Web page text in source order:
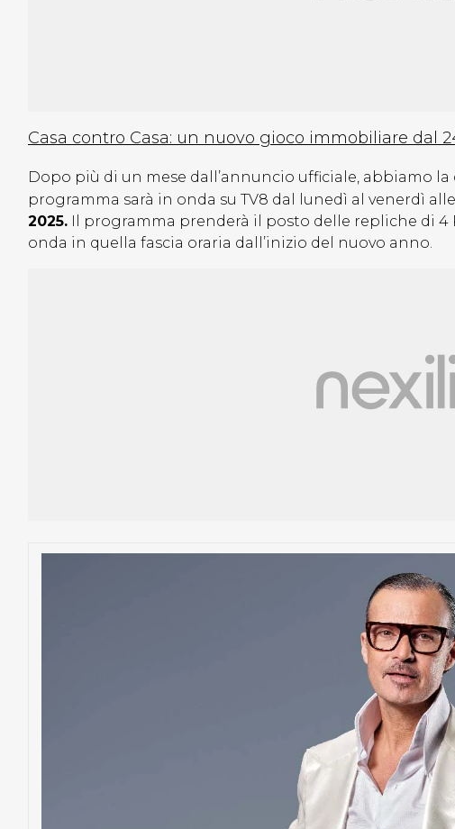
Casa contro Casa: un nuovo gioco immobiliare dal
Dopo più di un mese dall’annuncio ufficiale, abbiamo la
programma sarà in onda su TV8 dal lunedì al venerdì alle
2025. Il programma prenderà il posto delle repliche di
onda in quella fascia oraria dall’inizio del nuovo anno.